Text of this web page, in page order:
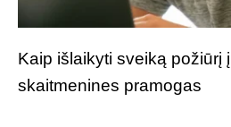
Kaip išlaikyti sveiką požiūrį
skaitmenines pramogas